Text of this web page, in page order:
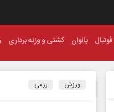
فوتبال بانوان کشتی و وزنه برداری
ورزش رزمی